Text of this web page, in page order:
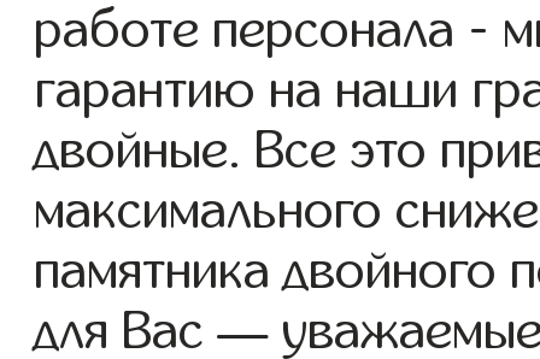
работе персонала -
гарантию на наши
двойные. Все это
максимального
памятника
для Вас —